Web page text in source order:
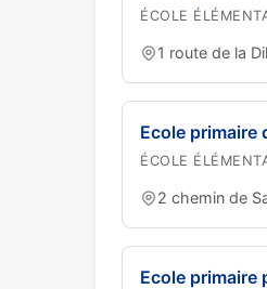
ÉCOLE
1 route de la
Ecole primaire
ÉCOLE
2 chemin de
Ecole primaire